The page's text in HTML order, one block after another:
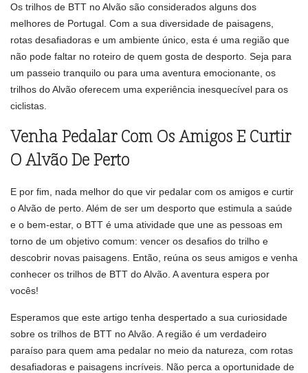
Os trilhos de BTT no Alvão são considerados alguns dos
melhores de Portugal. Com a sua diversidade de paisagens,
rotas desafiadoras e um ambiente único, esta é uma região que
não pode faltar no roteiro de quem gosta de desporto. Seja para
um passeio tranquilo ou para uma aventura emocionante, os
trilhos do Alvão oferecem uma experiência inesquecível para os
ciclistas.
Venha Pedalar Com Os Amigos E Curtir
O Alvão De Perto
E por fim, nada melhor do que vir pedalar com os amigos e curtir
o Alvão de perto. Além de ser um desporto que estimula a saúde
e o bem-estar, o BTT é uma atividade que une as pessoas em
torno de um objetivo comum: vencer os desafios do trilho e
descobrir novas paisagens. Então, reúna os seus amigos e venha
conhecer os trilhos de BTT do Alvão. A aventura espera por
vocês!
Esperamos que este artigo tenha despertado a sua curiosidade
sobre os trilhos de BTT no Alvão. A região é um verdadeiro
paraíso para quem ama pedalar no meio da natureza, com rotas
desafiadoras e paisagens incríveis. Não perca a oportunidade de